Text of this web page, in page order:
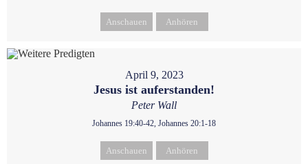
Anschauen Anhören
April 9, 2023
Jesus ist auferstanden!
Peter Wall
Johannes 19:40-42, Johannes 20:1-18
Anschauen Anhören